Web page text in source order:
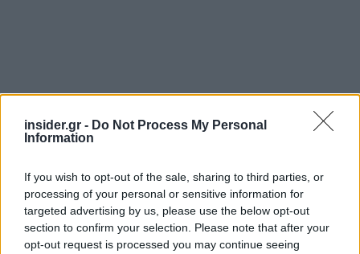
insider.gr - Do Not Process My Personal
Information
If you wish to opt-out of the sale, sharing to third parties, or
processing of your personal or sensitive information for
targeted advertising by us, please use the below opt-out
section to confirm your selection. Please note that after your
opt-out request is processed you may continue seeing